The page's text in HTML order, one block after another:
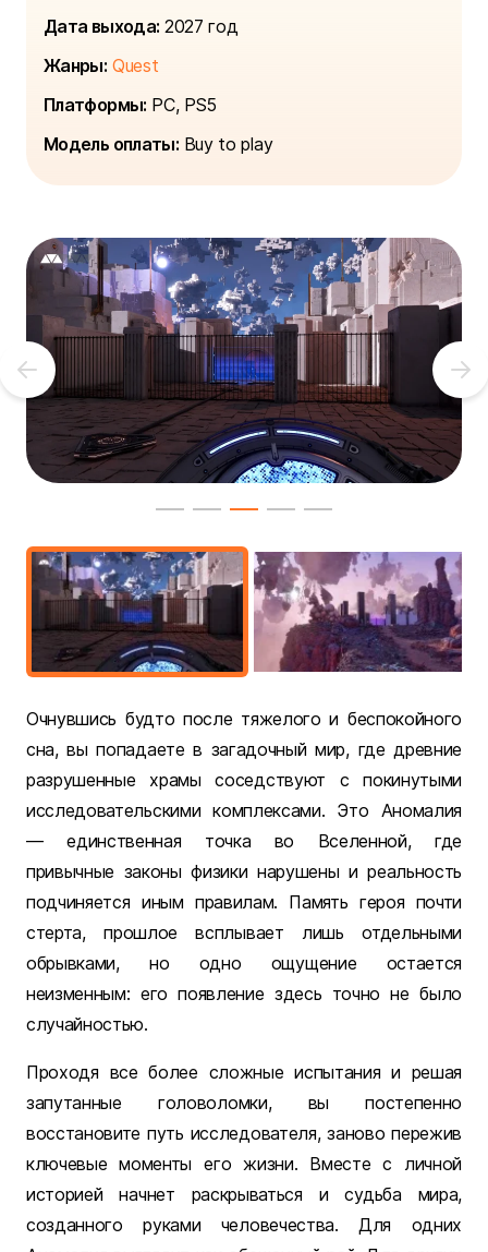
Дата выхода: 2027 год
Жанры: Quest
Платформы: PC, PS5
Модель оплаты: Buy to play
Очнувшись будто после тяжелого и беспокойного
сна, вы попадаете в загадочный мир, где древние
разрушенные храмы соседствуют с покинутыми
исследовательскими комплексами. Это Аномалия
— единственная точка во Вселенной, где
привычные законы физики нарушены и реальность
подчиняется иным правилам. Память героя почти
стерта, прошлое всплывает лишь отдельными
обрывками, но одно ощущение остается
неизменным: его появление здесь точно не было
случайностью.
Проходя все более сложные испытания и решая
запутанные головоломки, вы постепенно
восстановите путь исследователя, заново пережив
ключевые моменты его жизни. Вместе с личной
историей начнет раскрываться и судьба мира,
созданного руками человечества. Для одних